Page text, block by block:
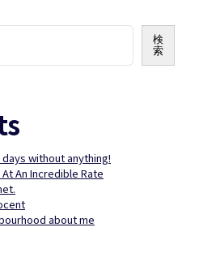
検
索
without anything!
An Incredible Rate
about me